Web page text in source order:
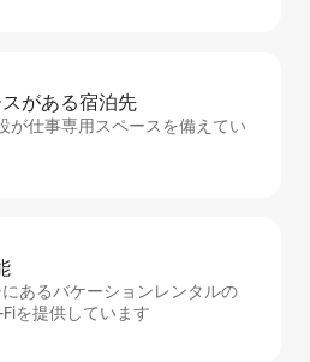
があ⁠る宿⁠泊⁠先
が仕事専用スペースを備えてい
あるバケーションレンタルの
を提供しています